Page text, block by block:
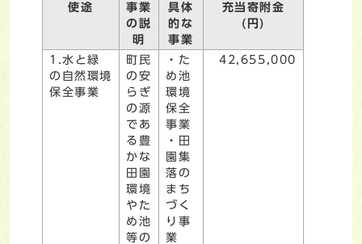
使途
事業
の説
明
具体
的な
事業
充当寄附金
(円)
1.水と緑
の自然環境
保全事業
町民
の安
らぎ
の源
であ
る豊
かな
田園
環境
やた
め池
等の
・た
め池
環境
保全
事業
・田
園集
落の
まち
づく
り事
業
42,655,000